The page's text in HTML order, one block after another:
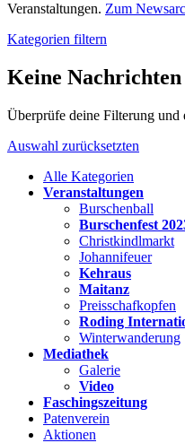
Veranstaltungen. Zum
Kategorien filtern
Keine
Überprüfe deine Filterung und
Auswahl zurücksetzten
Alle Kategorien
Veranstaltungen
Burschenball
Burschenfest
Christkindlmarkt
Johannifeuer
Kehraus
Maitanz
Preisschafkopfen
Roding
Winterwanderung
Mediathek
Galerie
Video
Faschingszeitung
Patenverein
Aktionen